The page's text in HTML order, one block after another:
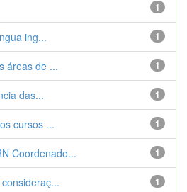
1
1
ing...
1
áreas de ...
1
das...
1
cursos ...
1
Coordenado...
1